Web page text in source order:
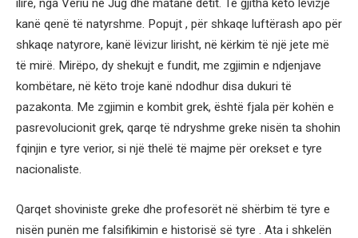
ilire, nga Veriu në Jug dhe matanë detit. Të gjitha këto lëvizje
kanë qenë të natyrshme. Popujt , për shkaqe luftërash apo për
shkaqe natyrore, kanë lëvizur lirisht, në kërkim të një jete më
të mirë. Mirëpo, dy shekujt e fundit, me zgjimin e ndjenjave
kombëtare, në këto troje kanë ndodhur disa dukuri të
pazakonta. Me zgjimin e kombit grek, është fjala për kohën e
pasrevolucionit grek, qarqe të ndryshme greke nisën ta shohin
fqinjin e tyre verior, si një thelë të majme për orekset e tyre
nacionaliste.
Qarqet shoviniste greke dhe profesorët në shërbim të tyre e
nisën punën me falsifikimin e historisë së tyre . Ata i shkelën